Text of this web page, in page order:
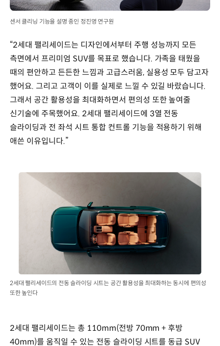
센서 클리닝 기능을 설명 중인 정진영 연구원
“2세대 팰리세이드는 디자인에서부터 주행 성능까지 모든
측면에서 프리미엄 SUV를 목표로 했습니다. 가족을 태웠을
때의 편안하고 든든한 느낌과 고급스러움, 실용성 모두 담고자
했어요. 그리고 고객이 이를 실제로 느낄 수 있길 바랐습니다.
그래서 공간 활용성을 최대화하면서 편의성 또한 높여줄
신기술에 주목했어요. 2세대 팰리세이드에 3열 전동
슬라이딩과 전 좌석 시트 통합 컨트롤 기능을 적용하기 위해
애쓴 이유입니다.”
2세대 팰리세이드의 전동 슬라이딩 시트는 공간 활용성을 최대화하는 동시에 편의성
또한 높인다
2세대 팰리세이드는 총 110mm(전방 70mm + 후방
40mm)를 움직일 수 있는 전동 슬라이딩 시트를 동급 SUV